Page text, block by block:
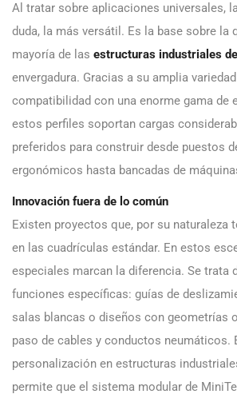
Al tratar sobre aplicaciones universales,
duda, la más versátil. Es la base sobre la
mayoría de las estructuras industriales
envergadura. Gracias a su amplia
compatibilidad con una enorme gama de
estos perfiles soportan cargas
preferidos para construir desde puestos
ergonómicos hasta bancadas de
Innovación fuera de lo común
Existen proyectos que, por su naturaleza
en las cuadrículas estándar. En estos
especiales marcan la diferencia. Se trata
funciones específicas: guías de
salas blancas o diseños con geometrías
paso de cables y conductos neumáticos.
personalización en estructuras
permite que el sistema modular de